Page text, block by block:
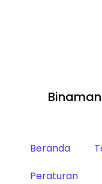
Beranda
Peraturan